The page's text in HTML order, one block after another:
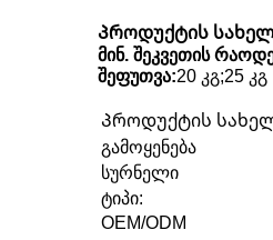
Პროდუქტის
მინ. შეკვეთის
შეფუთვა:20 კგ;25 კგ
Პროდუქტის
გამოყენება
სურნელი
ტიპი:
OEM/ODM